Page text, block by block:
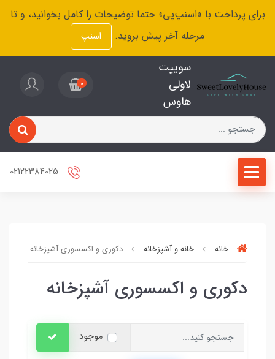
برای پرداخت با «اسنپ‌پی» حتما توضیحات را کامل بخوانید، و تا
مرحله آخر پیش بروید.
اسنپ
سوییت
لاولی
هاوس
0
خانه خانه و آشپزخانه دکوری و‌ اکسسوری آشپزخانه
دکوری و‌ اکسسوری آشپزخانه
موجود